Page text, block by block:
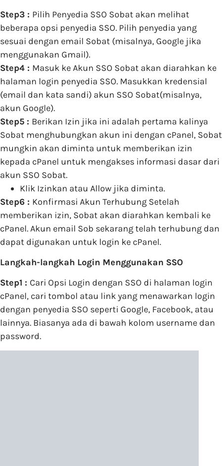
Step3 : Pilih Penyedia SSO Sobat akan melihat
beberapa opsi penyedia SSO. Pilih penyedia yang
sesuai dengan email Sobat (misalnya, Google jika
menggunakan Gmail).
Step4 : Masuk ke Akun SSO Sobat akan diarahkan ke
halaman login penyedia SSO. Masukkan kredensial
(email dan kata sandi) akun SSO Sobat(misalnya,
akun Google).
Step5 : Berikan Izin jika ini adalah pertama kalinya
Sobat menghubungkan akun ini dengan cPanel, Sobat
mungkin akan diminta untuk memberikan izin
kepada cPanel untuk mengakses informasi dasar dari
akun SSO Sobat.
Klik Izinkan atau Allow jika diminta.
Step6 : Konfirmasi Akun Terhubung Setelah
memberikan izin, Sobat akan diarahkan kembali ke
cPanel. Akun email Sob sekarang telah terhubung dan
dapat digunakan untuk login ke cPanel.
Langkah-langkah Login Menggunakan SSO
Step1 : Cari Opsi Login dengan SSO di halaman login
cPanel, cari tombol atau link yang menawarkan login
dengan penyedia SSO seperti Google, Facebook, atau
lainnya. Biasanya ada di bawah kolom username dan
password.